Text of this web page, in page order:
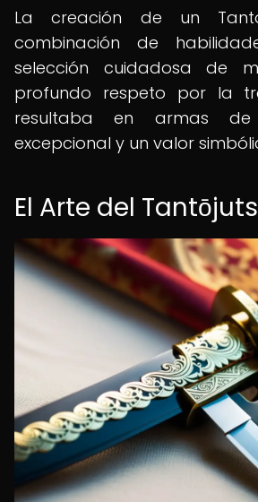
La creación de un
combinación de
selección cuidadosa de
profundo respeto por la
resultaba en armas
excepcional y un valor
El Arte del